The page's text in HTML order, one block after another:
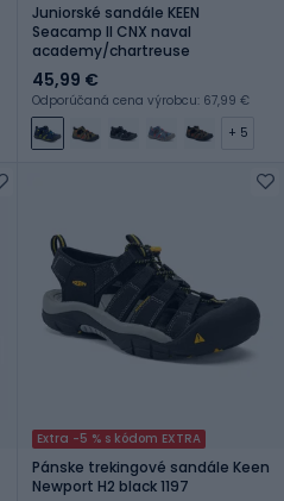
Juniorské sandále KEEN
Seacamp II CNX naval
academy/chartreuse
45,99 €
Odporúčaná cena výrobcu: 67,99 €
+ 5
Extra -5 % s kódom EXTRA
Pánske trekingové sandále Keen
Newport H2 black 1197